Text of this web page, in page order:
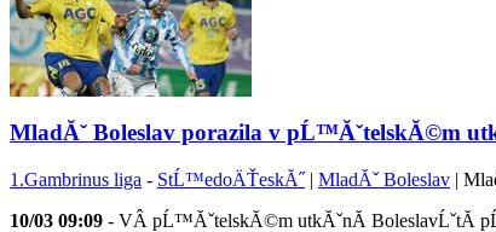
MladĂˇ Boleslav porazila v pĹ™ĂˇtelskĂ©m
1.Gambrinus liga - StĹ™edoÄŤeskĂ˝| MladĂˇ Boleslav |
10/03 09:09 - VÂ pĹ™ĂˇtelskĂ©m utkĂˇnĂ­ BoleslavĹˇtĂ­